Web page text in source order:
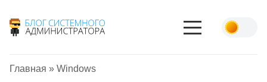
Главная » Windows